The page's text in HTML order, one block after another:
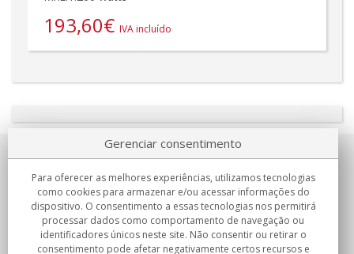
193,60€ IVA incluído
Sobre nosotros
Compromissos
Compras
Gerenciar consentimento
Para oferecer as melhores experiências, utilizamos tecnologias
como cookies para armazenar e/ou acessar informações do
dispositivo. O consentimento a essas tecnologias nos permitirá
processar dados como comportamento de navegação ou
identificadores únicos neste site. Não consentir ou retirar o
consentimento pode afetar negativamente certos recursos e